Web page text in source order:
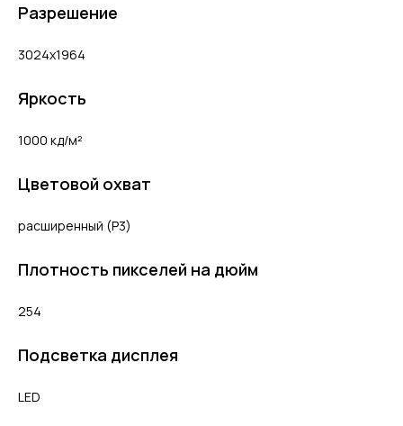
Разрешение
3024x1964
Яркость
1000 кд/м²
Цветовой охват
расширенный (P3)
Плотность пикселей на дюйм
254
Подсветка дисплея
LED